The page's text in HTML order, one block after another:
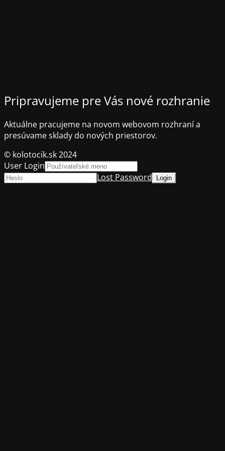
Pripravujeme pre Vás nové rozhranie
Aktuálne pracujeme na novom webovom rozhraní a
presúvame sklady do nových priestorov.
© kolotocik.sk 2024
User Login
Lost Password